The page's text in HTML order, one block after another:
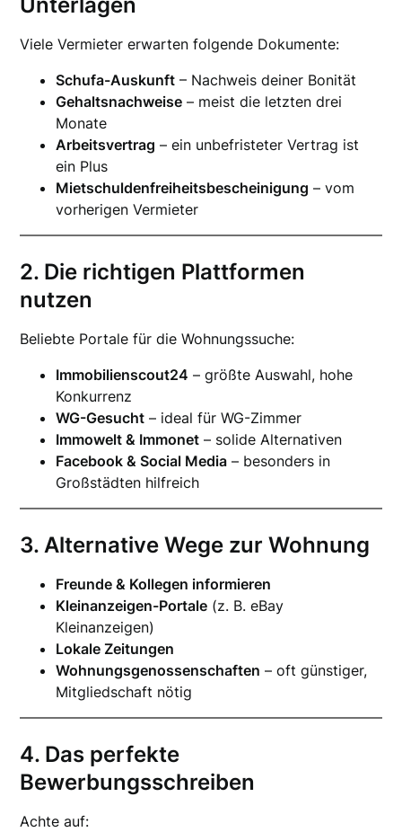
Unterlagen
Viele Vermieter erwarten folgende Dokumente:
Schufa-Auskunft – Nachweis deiner Bonität
Gehaltsnachweise – meist die letzten drei
Monate
Arbeitsvertrag – ein unbefristeter Vertrag ist
ein Plus
Mietschuldenfreiheitsbescheinigung – vom
vorherigen Vermieter
2. Die richtigen Plattformen
nutzen
Beliebte Portale für die Wohnungssuche:
Immobilienscout24 – größte Auswahl, hohe
Konkurrenz
WG-Gesucht – ideal für WG-Zimmer
Immowelt & Immonet – solide Alternativen
Facebook & Social Media – besonders in
Großstädten hilfreich
3. Alternative Wege zur Wohnung
Freunde & Kollegen informieren
Kleinanzeigen-Portale (z. B. eBay
Kleinanzeigen)
Lokale Zeitungen
Wohnungsgenossenschaften – oft günstiger,
Mitgliedschaft nötig
4. Das perfekte
Bewerbungsschreiben
Achte auf: